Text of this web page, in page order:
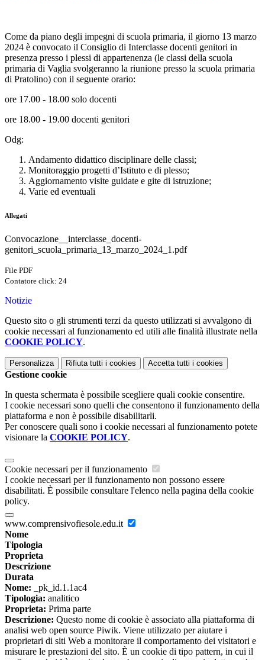
Come da piano degli impegni di scuola primaria, il giorno 13 marzo
2024 è convocato il Consiglio di Interclasse docenti genitori in
presenza presso i plessi di appartenenza (le classi della scuola
primaria di Vaglia svolgeranno la riunione presso la scuola primaria
di Pratolino) con il seguente orario:
ore 17.00 - 18.00 solo docenti
ore 18.00 - 19.00 docenti genitori
Odg:
Andamento didattico disciplinare delle classi;
Monitoraggio progetti d’Istituto e di plesso;
Aggiornamento visite guidate e gite di istruzione;
Varie ed eventuali
Allegati
Convocazione__interclasse_docenti-
genitori_scuola_primaria_13_marzo_2024_1.pdf
File PDF
Contatore click: 24
Notizie
Questo sito o gli strumenti terzi da questo utilizzati si avvalgono di
cookie necessari al funzionamento ed utili alle finalità illustrate nella
COOKIE POLICY.
Personalizza Rifiuta tutti i cookies Accetta tutti i cookies
Gestione cookie
In questa schermata è possibile scegliere quali cookie consentire.
I cookie necessari sono quelli che consentono il funzionamento della
piattaforma e non è possibile disabilitarli.
Per conoscere quali sono i cookie necessari al funzionamento potete
visionare la COOKIE POLICY.
Cookie necessari per il funzionamento
I cookie necessari per il funzionamento non possono essere
disabilitati. È possibile consultare l'elenco nella pagina della cookie
policy.
www.comprensivofiesole.edu.it
Nome
Tipologia
Proprieta
Descrizione
Durata
Nome: _pk_id.1.1ac4
Tipologia: analitico
Proprieta: Prima parte
Descrizione: Questo nome di cookie è associato alla piattaforma di
analisi web open source Piwik. Viene utilizzato per aiutare i
proprietari di siti Web a monitorare il comportamento dei visitatori e
misurare le prestazioni del sito. È un cookie di tipo pattern, in cui il